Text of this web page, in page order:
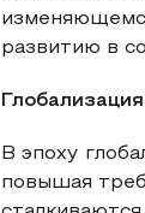
развитию в
В эпоху
повышая